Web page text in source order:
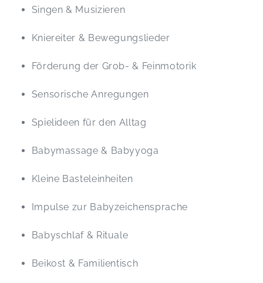
Singen & Musizieren
Kniereiter & Bewegungslieder
Förderung der Grob- & Feinmotorik
Sensorische Anregungen
Spielideen für den Alltag
Babymassage & Babyyoga
Kleine Basteleinheiten
Impulse zur Babyzeichensprache
Babyschlaf & Rituale
Beikost & Familientisch